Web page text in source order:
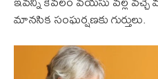
మానసిక సంఘర్షణకు గుర్తులు.